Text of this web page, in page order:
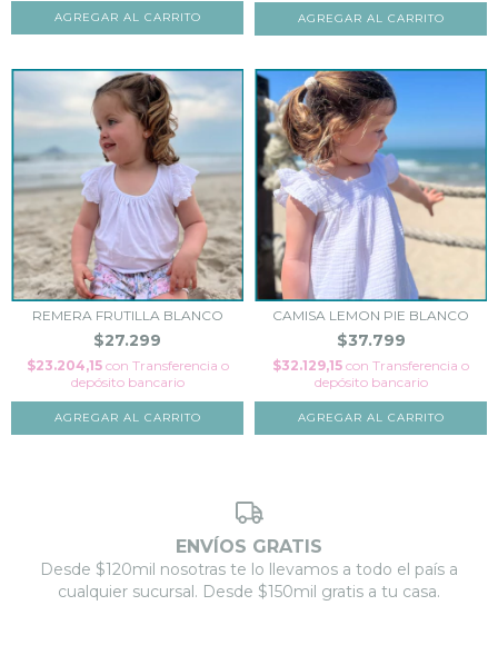
AGREGAR AL CARRITO AGREGAR AL CARRITO
REMERA FRUTILLA BLANCO
$27.299
$23.204,15 con Transferencia o
depósito bancario
AGREGAR AL CARRITO
CAMISA LEMON PIE BLANCO
$37.799
$32.129,15 con Transferencia o
depósito bancario
AGREGAR AL CARRITO
ENVÍOS GRATIS
Desde $120mil nosotras te lo llevamos a todo el país a
cualquier sucursal. Desde $150mil gratis a tu casa.